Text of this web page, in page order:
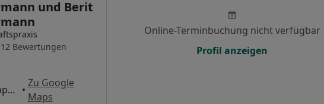
und Berit
12 Bewertungen
Cronenberger Str. 332, Wuppertal •
Zu Google
Maps
Online-Terminbuchung nicht verfügbar
Profil anzeigen